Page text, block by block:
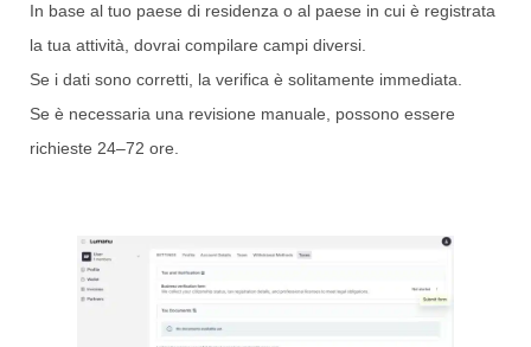
In base al tuo paese di residenza o al paese in cui è registrata
la tua attività, dovrai compilare campi diversi.
Se i dati sono corretti, la verifica è solitamente immediata.
Se è necessaria una revisione manuale, possono essere
richieste 24–72 ore.